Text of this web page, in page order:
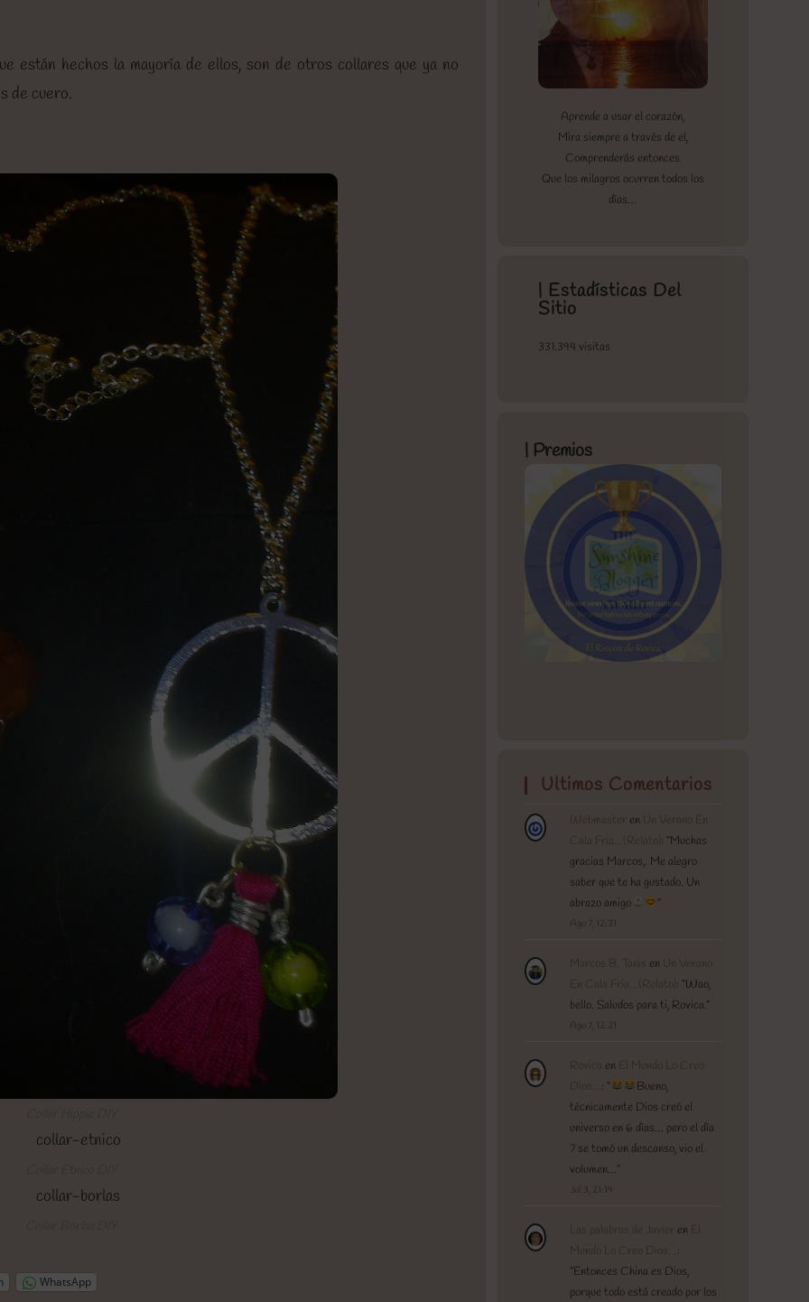
están hechos la mayoría de ellos, son de otros collares que ya no
de cuero.
WhatsApp
Aprende a usar el corazón,
Mira siempre a través de el,
Comprenderás entonces
Que los milagros ocurren todos los
días…
| Estadísticas Del
Sitio
331.394 visitas
| Premios
Ultimos Comentarios
Webmaster en Un Verano En
Cala Fria…(Relato) : “Muchas
gracias Marcos,. Me alegro
saber que te ha gustado. Un
abrazo amigo
”
Ago 7, 12:31
Marcos B. Tanis en Un Verano
En Cala Fria…(Relato) : “Wao,
bello. Saludos para ti, Rovica.”
Ago 7, 12:21
Rovica en El Mundo Lo Creo
Dios… : “
Bueno,
técnicamente Dios creó el
universo en 6 días… pero el día
7 se tomó un descanso, vio el
volumen…”
Jul 3, 21:14
Las palabras de Javier en El
Mundo Lo Creo Dios… :
“Entonces China es Dios,
porque todo está creado por los